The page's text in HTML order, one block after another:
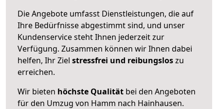
Die Angebote umfasst Dienstleistungen, die auf
Ihre Bedürfnisse abgestimmt sind, und unser
Kundenservice steht Ihnen jederzeit zur
Verfügung. Zusammen können wir Ihnen dabei
helfen, Ihr Ziel stressfrei und reibungsloszu
erreichen.
Wir bieten höchste Qualität bei den Angeboten
für den Umzug von Hamm nach Hainhausen.